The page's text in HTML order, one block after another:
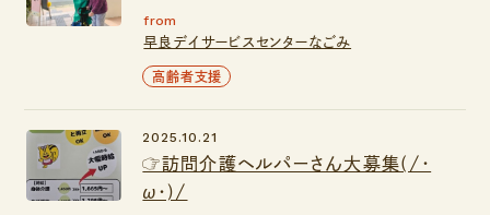
from
早良デイサービスセンターなごみ
高齢者支援
☞訪問介護ヘルパーさん大募集(/・
ω・)/
2025.10.21